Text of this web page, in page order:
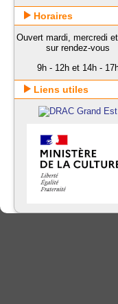
Horaires
Ouvert mardi, mercredi
sur rendez-vous
9h - 12h et 14h -
Liens utiles